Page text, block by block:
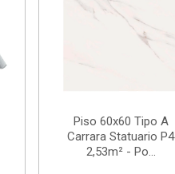
Piso 60x60 Tipo A
Carrara Statuario P4
2,53m² - Po...